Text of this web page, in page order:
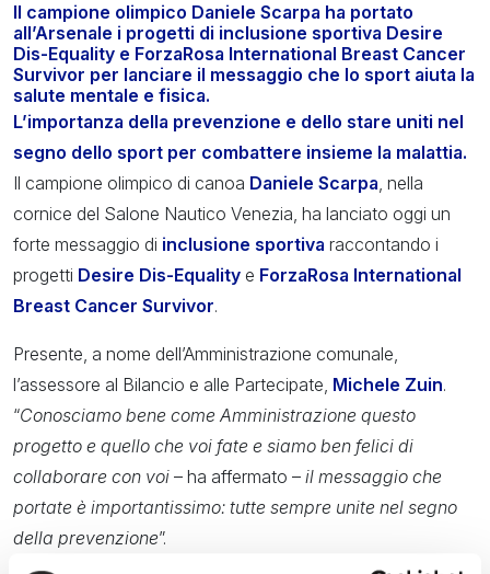
Il campione olimpico Daniele Scarpa ha portato
all’Arsenale i progetti di inclusione sportiva Desire
Dis-Equality e ForzaRosa International Breast Cancer
Survivor per lanciare il messaggio che lo sport aiuta la
salute mentale e fisica.
L’importanza della prevenzione e dello stare uniti nel
segno dello sport per combattere insieme la malattia.
Il campione olimpico di canoa Daniele Scarpa, nella
cornice del Salone Nautico Venezia, ha lanciato oggi un
forte messaggio di inclusione sportiva raccontando i
progetti Desire Dis-Equality e ForzaRosa International
Breast Cancer Survivor.
Presente, a nome dell’Amministrazione comunale,
l’assessore al Bilancio e alle Partecipate, Michele Zuin.
“Conosciamo bene come Amministrazione questo
progetto e quello che voi fate e siamo ben felici di
collaborare con voi – ha affermato – il messaggio che
portate è importantissimo: tutte sempre unite nel segno
della prevenzione”.